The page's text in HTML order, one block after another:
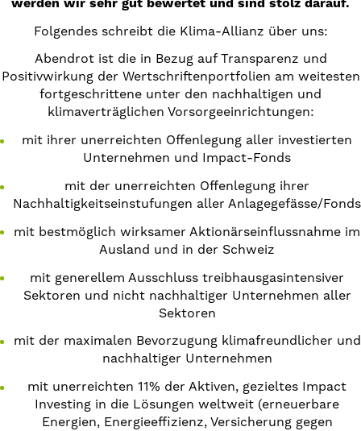
Folgendes schreibt die Klima-Allianz über uns:
Abendrot ist die in Bezug auf Transparenz und
Positivwirkung der Wertschriftenportfolien am weitesten
fortgeschrittene unter den nachhaltigen und
klimaverträglichen Vorsorgeeinrichtungen:
mit ihrer unerreichten Offenlegung aller investierten
Unternehmen und Impact-Fonds
mit der unerreichten Offenlegung ihrer
Nachhaltigkeitseinstufungen aller Anlagegefässe/Fonds
mit bestmöglich wirksamer Aktionärseinflussnahme im
Ausland und in der Schweiz
mit generellem Ausschluss treibhausgasintensiver
Sektoren und nicht nachhaltiger Unternehmen aller
Sektoren
mit der maximalen Bevorzugung klimafreundlicher und
nachhaltiger Unternehmen
mit unerreichten 11% der Aktiven, gezieltes Impact
Investing in die Lösungen weltweit (erneuerbare
Energien, Energieeffizienz, Versicherung gegen